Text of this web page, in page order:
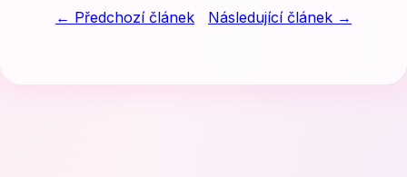
← Předchozí článek Následující článek →